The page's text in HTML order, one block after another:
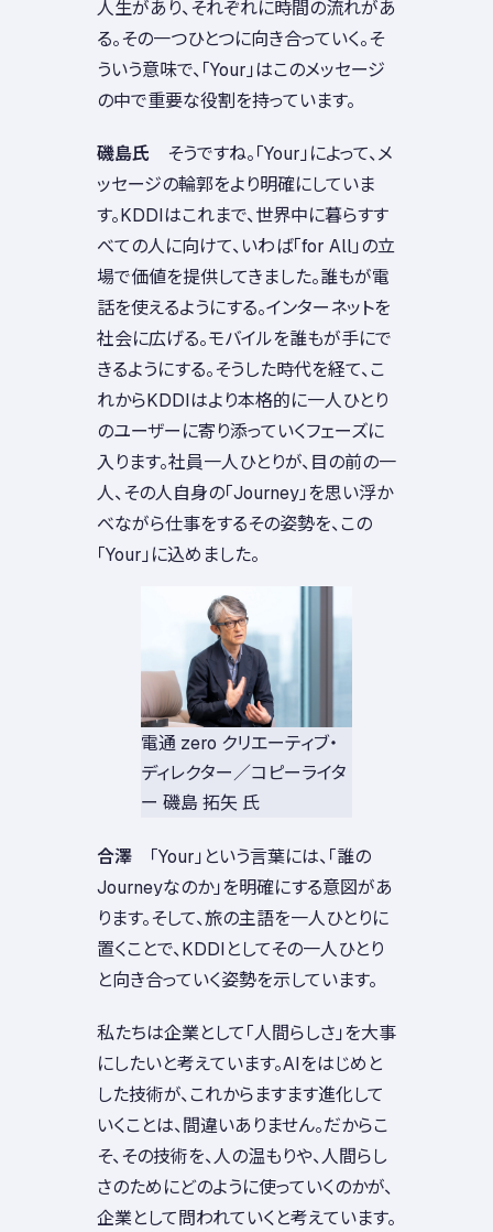
人生があり、それぞれに時間の流れがあ
る。その一つひとつに向き合っていく。そ
ういう意味で、「Your」はこのメッセージ
の中で重要な役割を持っています。
磯島氏 そうですね。「Your」によって、メ
ッセージの輪郭をより明確にしていま
す。KDDIはこれまで、世界中に暮らすす
べての人に向けて、いわば「for All」の立
場で価値を提供してきました。誰もが電
話を使えるようにする。インターネットを
社会に広げる。モバイルを誰もが手にで
きるようにする。そうした時代を経て、こ
れからKDDIはより本格的に一人ひとり
のユーザーに寄り添っていくフェーズに
入ります。社員一人ひとりが、目の前の一
人、その人自身の「Journey」を思い浮か
べながら仕事をするその姿勢を、この
「Your」に込めました。
電通 zero クリエーティブ・
ディレクター／コピーライタ
ー 磯島 拓矢 氏
合澤 「Your」という言葉には、「誰の
Journeyなのか」を明確にする意図があ
ります。そして、旅の主語を一人ひとりに
置くことで、KDDIとしてその一人ひとり
と向き合っていく姿勢を示しています。
私たちは企業として「人間らしさ」を大事
にしたいと考えています。AIをはじめと
した技術が、これからますます進化して
いくことは、間違いありません。だからこ
そ、その技術を、人の温もりや、人間らし
さのためにどのように使っていくのかが、
企業として問われていくと考えています。